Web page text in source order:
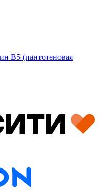
В5 (пантотеновая